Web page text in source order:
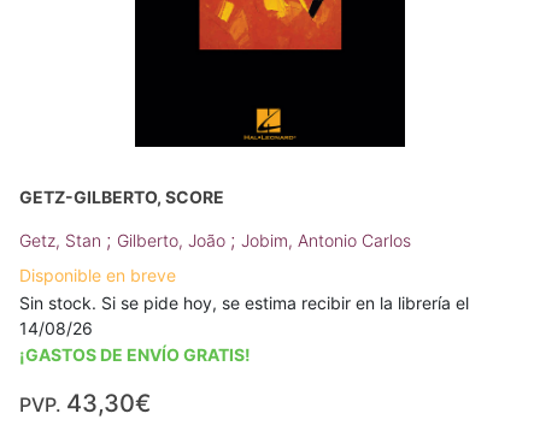
GETZ-GILBERTO, SCORE
Getz, Stan ; Gilberto, João ; Jobim, Antonio Carlos
Disponible en breve
Sin stock. Si se pide hoy, se estima recibir en la librería el
14/08/26
¡GASTOS DE ENVÍO GRATIS!
PVP. 43,30€